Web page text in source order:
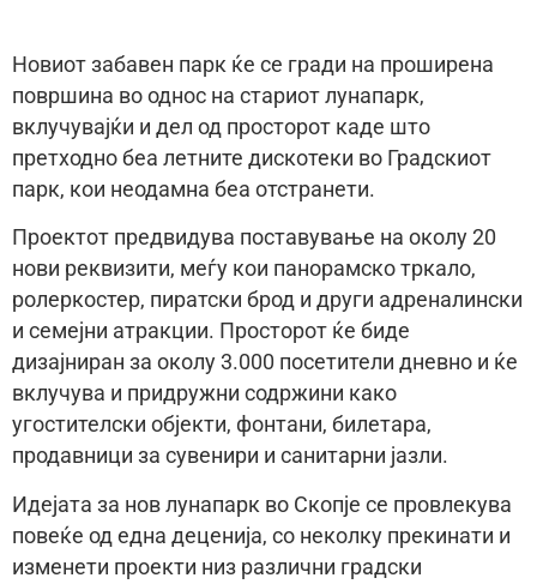
Новиот забавен парк ќе се гради на проширена
површина во однос на стариот лунапарк,
вклучувајќи и дел од просторот каде што
претходно беа летните дискотеки во Градскиот
парк, кои неодамна беа отстранети.
Проектот предвидува поставување на околу 20
нови реквизити, меѓу кои панорамско тркало,
ролеркостер, пиратски брод и други адреналински
и семејни атракции. Просторот ќе биде
дизајниран за околу 3.000 посетители дневно и ќе
вклучува и придружни содржини како
угостителски објекти, фонтани, билетара,
продавници за сувенири и санитарни јазли.
Идејата за нов лунапарк во Скопје се провлекува
повеќе од една деценија, со неколку прекинати и
изменети проекти низ различни градски